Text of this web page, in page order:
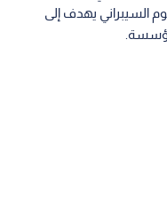
السيبراني يهدف إلى
مؤسسة.